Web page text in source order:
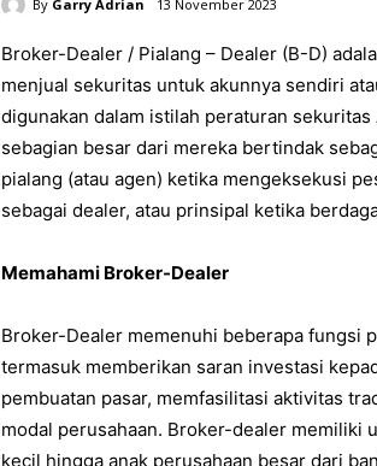
By Garry Adrian 13 November 2023
Broker-Dealer / Pialang – Dealer (B-D)
menjual sekuritas untuk akunnya sendiri
digunakan dalam istilah peraturan
sebagian besar dari mereka bertindak
pialang (atau agen) ketika mengeksekusi
sebagai dealer, atau prinsipal ketika
Memahami Broker-Dealer
Broker-Dealer memenuhi beberapa fungsi
termasuk memberikan saran investasi
pembuatan pasar, memfasilitasi aktivitas
modal perusahaan. Broker-dealer memiliki
kecil hingga anak perusahaan besar dari